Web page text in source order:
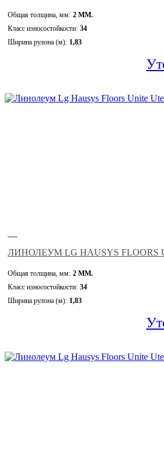
Общая толщина, мм: 2 ММ.
Класс износостойкости: 34
Ширина рулона (м): 1,83
—
ЛИНОЛЕУМ LG HAUSYS FLOORS
Общая толщина, мм: 2 ММ.
Класс износостойкости: 34
Ширина рулона (м): 1,83